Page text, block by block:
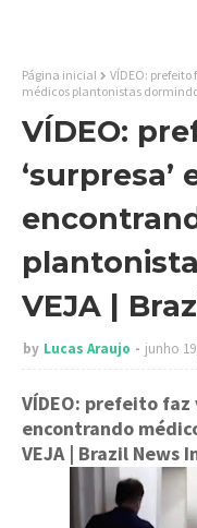
Página inicial
VÍDEO:
médicos plantonistas
VÍDEO:
‘surpresa’
VEJA |
by Lucas Araujo junho
VÍDEO: prefeito faz
encontrando
VEJA | Brazil News